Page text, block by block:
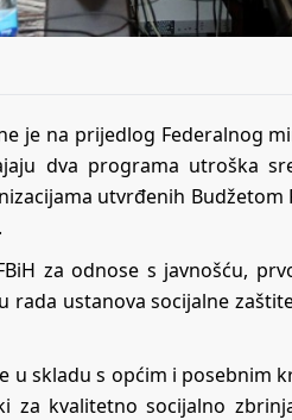
je na prijedlog Federalnog
dva programa utroška
utvrđenih Budžetom
za odnose s javnošću,
ustanova socijalne
u skladu s općim i
za kvalitetno socijalno